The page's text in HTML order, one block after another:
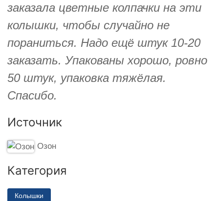
заказала цветные колпачки на эти
колышки, чтобы случайно не
пораниться. Надо ещё штук 10-20
заказать. Упакованы хорошо, ровно
50 штук, упаковка тяжёлая.
Спасибо.
Источник
Озон
Категория
Колышки